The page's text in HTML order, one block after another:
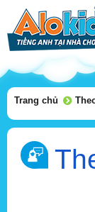
Trang chủ